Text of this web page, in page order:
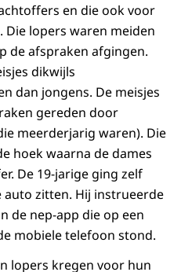
en die ook voor
lopers waren meiden
de afspraken afgingen.
dikwijls
dan jongens. De meisjes
gereden door
meerderjarig waren). Die
hoek waarna de dames
De 19-jarige ging zelf
auto zitten. Hij instrueerde
de nep-app die op een
mobiele telefoon stond.
lopers kregen voor hun